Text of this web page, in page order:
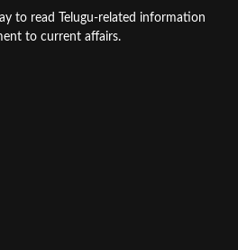
to read Telugu-related information
to current affairs.